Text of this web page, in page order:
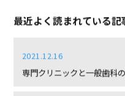
最近よく読まれている記
専門クリニックと一般歯科の